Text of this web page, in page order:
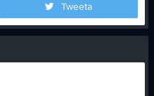
Tweeta